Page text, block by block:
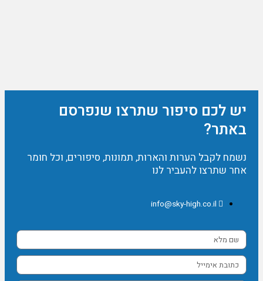
יש לכם סיפור שתרצו שנפרסם
באתר?
נשמח לקבל הערות והארות, תמונות, סיפורים, וכל חומר
אחר שתרצו להעביר לנו
info@sky-high.co.il
שם
מלא
כתובת
אימייל